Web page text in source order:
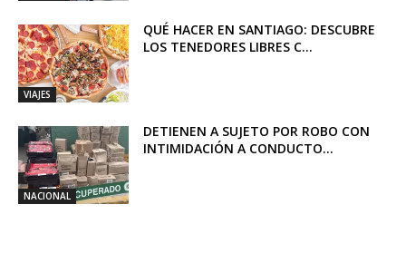
VIAJES
QUÉ HACER EN SANTIAGO: DESCUBRE
LOS TENEDORES LIBRES C...
NACIONAL
DETIENEN A SUJETO POR ROBO CON
INTIMIDACIÓN A CONDUCTO...